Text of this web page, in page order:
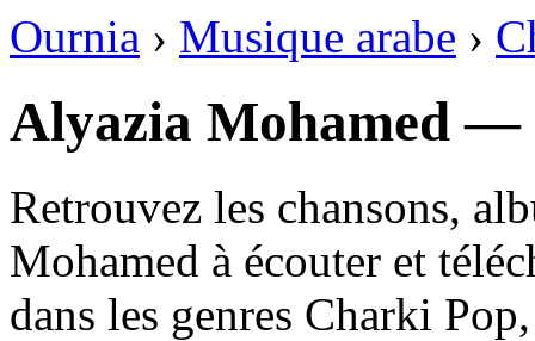
Ournia › Musique arabe ›
Retrouvez les chansons,
Mohamed à écouter et
dans les genres Charki